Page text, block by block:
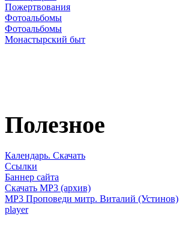
Пожертвования
Фотоальбомы
Фотоальбомы
Монастырский быт
Полезное
Календарь. Скачать
Ссылки
Баннер сайта
Скачать MP3 (архив)
MP3 Проповеди митр. Виталий (Устинов)
player